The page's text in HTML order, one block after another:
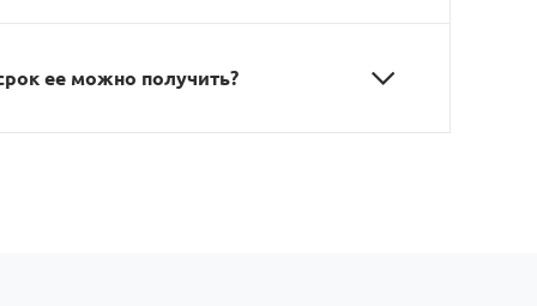
ее можно получить?